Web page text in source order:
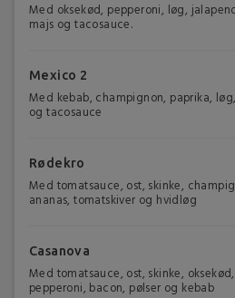
Med oksekød, pepperoni, løg,
majs og tacosauce.
Mexico 2
Med kebab, champignon, paprika,
og tacosauce
Rødekro
Med tomatsauce, ost, skinke,
ananas, tomatskiver og hvidløg
Casanova
Med tomatsauce, ost, skinke, oksekød,
pepperoni, bacon, pølser og kebab